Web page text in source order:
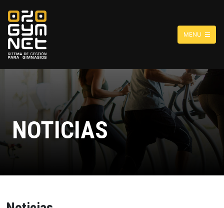
MENU
NOTICIAS